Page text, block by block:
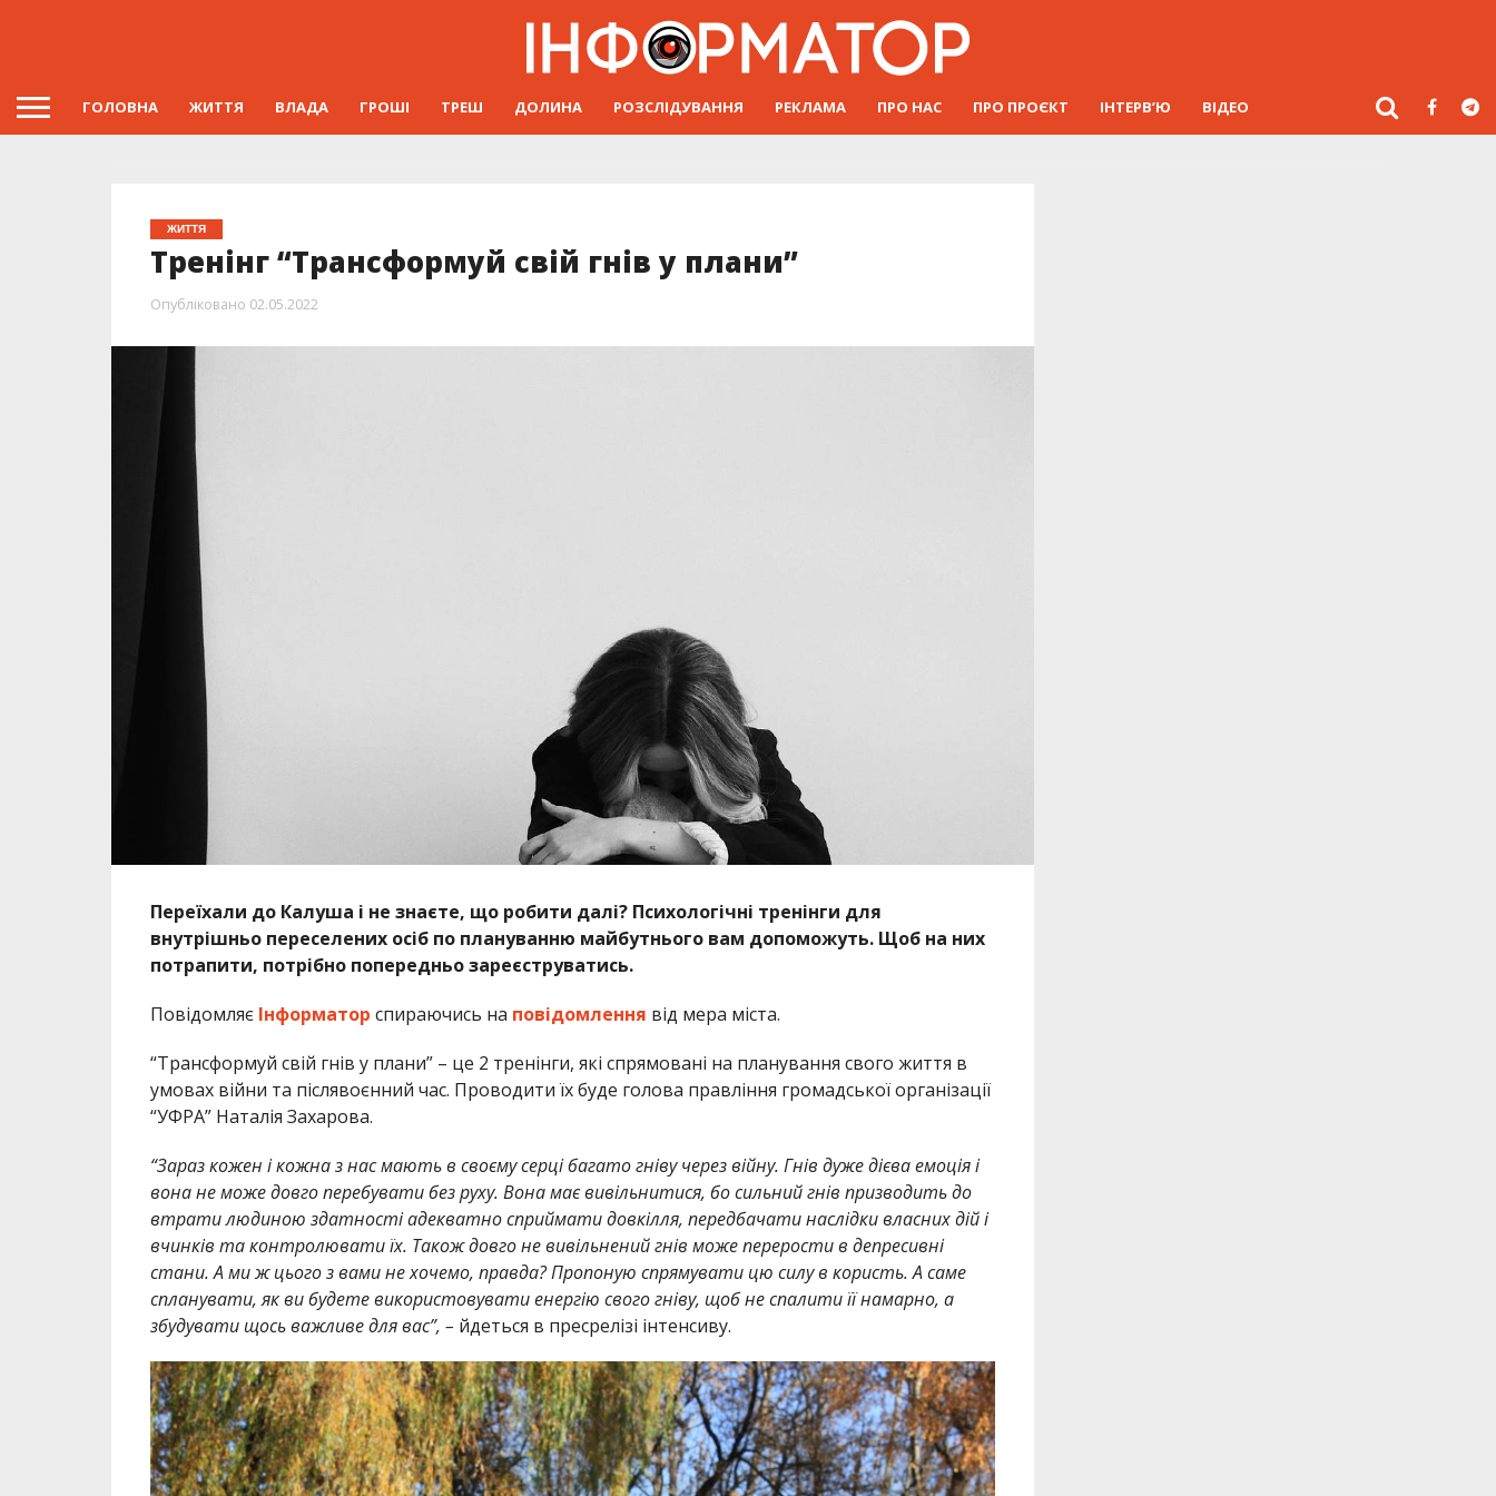
ГОЛОВНА ЖИТТЯ ВЛАДА ГРОШІ ТРЕШ ДОЛИНА РОЗСЛІДУВАННЯ РЕКЛАМА ПРО НАС ПРО ПРОЄКТ ІНТЕРВ’Ю ВІДЕО
ЖИТТЯ
Тренінг “Трансформуй свій гнів у плани”
Опубліковано 02.05.2022
Переїхали до Калуша і не знаєте, що робити далі? Психологічні тренінги для
внутрішньо переселених осіб по плануванню майбутнього вам допоможуть. Щоб на них
потрапити, потрібно попередньо зареєструватись.
Повідомляє Інформатор спираючись на повідомлення від мера міста.
“Трансформуй свій гнів у плани” – це 2 тренінги, які спрямовані на планування свого життя в
умовах війни та післявоєнний час. Проводити їх буде голова правління громадської організації
“УФРА” Наталія Захарова.
“Зараз кожен і кожна з нас мають в своєму серці багато гніву через війну. Гнів дуже дієва емоція і
вона не може довго перебувати без руху. Вона має вивільнитися, бо сильний гнів призводить до
втрати людиною здатності адекватно сприймати довкілля, передбачати наслідки власних дій і
вчинків та контролювати їх. Також довго не вивільнений гнів може перерости в депресивні
стани. А ми ж цього з вами не хочемо, правда? Пропоную спрямувати цю силу в користь. А саме
спланувати, як ви будете використовувати енергію свого гніву, щоб не спалити її намарно, а
збудувати щось важливе для вас”, – йдеться в пресрелізі інтенсиву.